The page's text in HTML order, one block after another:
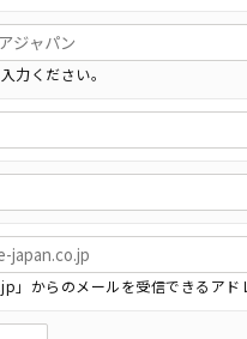
力ください。
」からのメールを受信できるアド